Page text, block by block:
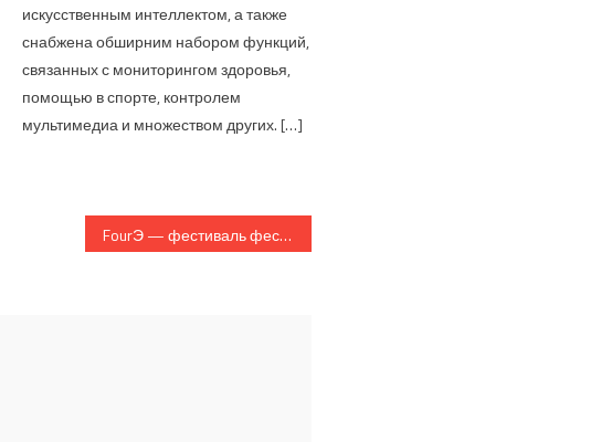
искусственным интеллектом, а также
снабжена обширним набором функций,
связанных с мониторингом здоровья,
помощью в спорте, контролем
мультимедиа и множеством других. […]
FourЭ — фестиваль фестивалей!